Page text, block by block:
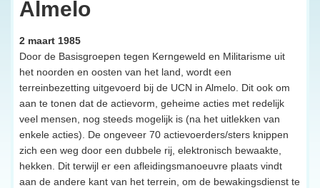
Almelo
2 maart 1985
Door de Basisgroepen tegen Kerngeweld en Militarisme uit
het noorden en oosten van het land, wordt een
terreinbezetting uitgevoerd bij de UCN in Almelo. Dit ook om
aan te tonen dat de actievorm, geheime acties met redelijk
veel mensen, nog steeds mogelijk is (na het uitlekken van
enkele acties). De ongeveer 70 actievoerders/sters knippen
zich een weg door een dubbele rij, elektronisch bewaakte,
hekken. Dit terwijl er een afleidingsmanoeuvre plaats vindt
aan de andere kant van het terrein, om de bewakingsdienst te